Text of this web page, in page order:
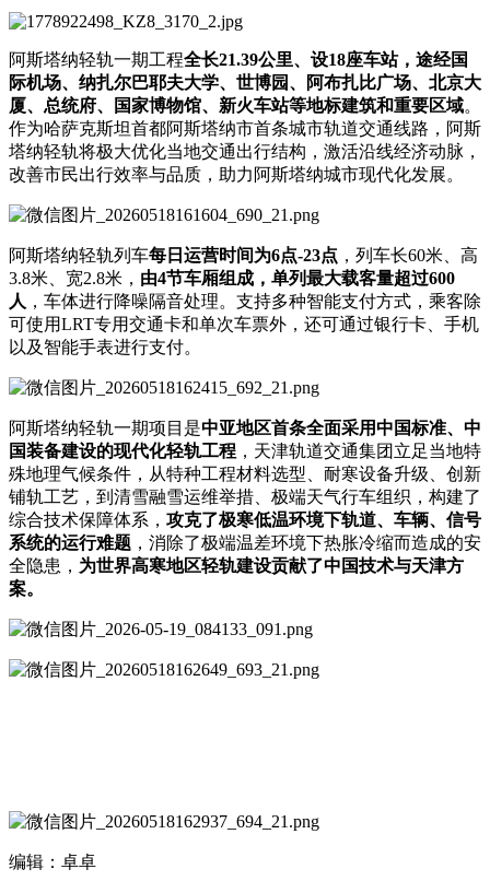
阿斯塔纳轻轨一期工程全长21.39公里、设18座车站， 途经国
际机场、纳扎尔巴耶夫大学、世博园、
阿布扎比广场、北京大
厦、总统府、国家博物馆、新火车站等地标建筑和重要区域。
作为哈萨克斯坦首都阿斯塔纳市首条城市轨道交通线路，阿斯
塔纳轻轨将极大优化当地交通出行结构，激活沿线经济动脉，
改善市民出行效率与品质，助力阿斯塔纳城市现代化发展。
阿斯塔纳轻轨列车每日运营时间为6点-23点 ，列车长60米、高
3.8米、宽2.8米， 由4节车厢组成，单列最大载客量超过600
人 ，车体进行降噪隔音处理。支持多种智能支付方式，乘客除
可使用LRT专用交通卡和单次车票外，还可通过银行卡、手机
以及智能手表进行支付。
阿斯塔纳轻轨一期项目是中亚地区首条全面采用中国标准、中
国装备建设的现代化轻轨工程 ，天津轨道交通集团立足当地特
殊地理气候条件，从特种工程材料选型、耐寒设备升级、创新
铺轨工艺，到清雪融雪运维举措、极端天气行车组织，构建了
综合技术保障体系， 攻克了极寒低温环境下轨道、车辆、信号
系统的运行难题 ，消除了极端温差环境下热胀冷缩而造成的安
全隐患， 为世界高寒地区轻轨建设贡献了中国技术与天津方
案。
编辑：卓卓